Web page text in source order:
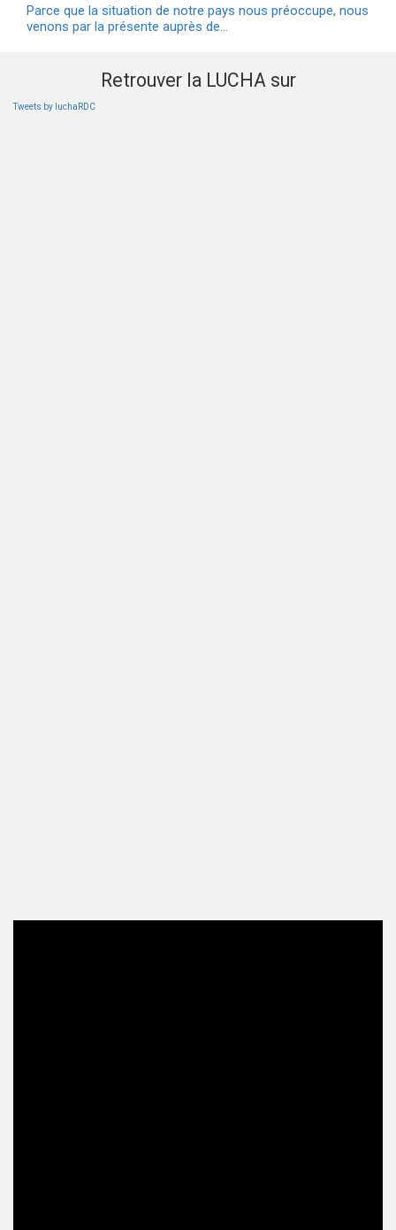
Parce que la situation de notre pays nous préoccupe, nous
venons par la présente auprès de…
Retrouver la LUCHA sur
Tweets by luchaRDC